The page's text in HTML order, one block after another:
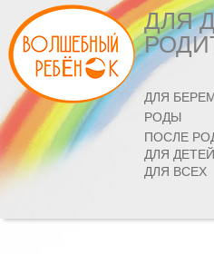
ДЛЯ
ДЛЯ
РОДЫ
ПОСЛЕ
ДЛЯ ДЕТЕЙ
ДЛЯ ВСЕХ